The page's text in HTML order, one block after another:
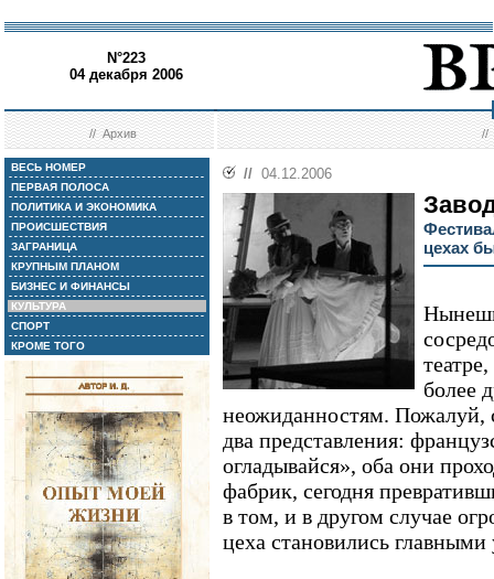
N°223
04 декабря 2006
//Архив //
ВЕСЬ НОМЕР
ПЕРВАЯ ПОЛОСА
ПОЛИТИКА И ЭКОНОМИКА
ПРОИСШЕСТВИЯ
ЗАГРАНИЦА
КРУПНЫМ ПЛАНОМ
БИЗНЕС И ФИНАНСЫ
КУЛЬТУРА
СПОРТ
КРОМЕ ТОГО
// 04.12.2006
цехах
более
неожиданностям.
два представления:
огладывайся», оба они
фабрик, сегодня
в том, и в другом случае
цеха становились